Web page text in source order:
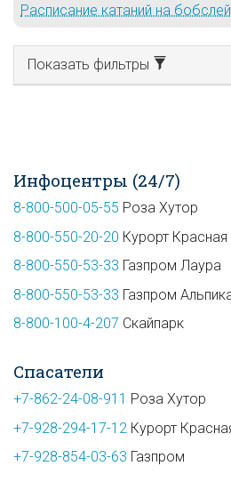
Расписание катаний на
Показать фильтры
Инфоцентры (24/7)
8-800-500-05-55 Роза Хутор
8-800-550-20-20 Курорт Красная
8-800-550-53-33 Газпром Лаура
8-800-550-53-33 Газпром
8-800-100-4-207 Скайпарк
Спасатели
+7-862-24-08-911 Роза Хутор
+7-928-294-17-12 Курорт
+7-928-854-03-63 Газпром